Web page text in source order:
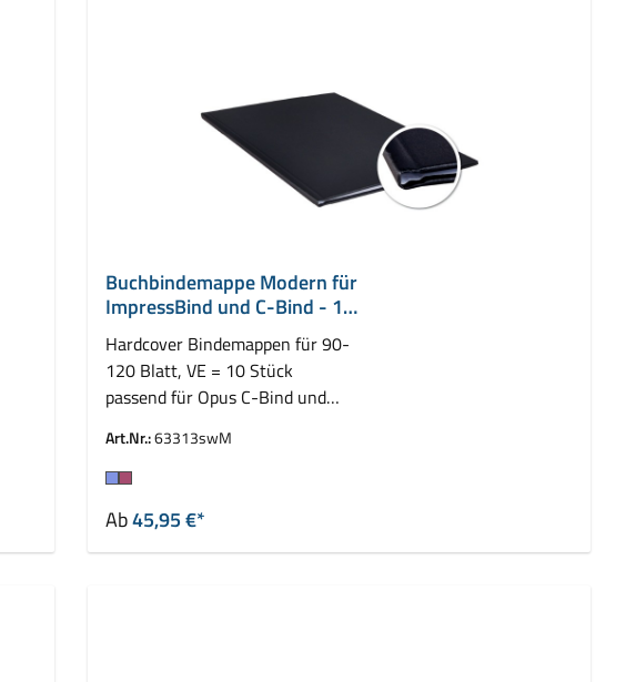
Buchbindemappe Modern für
ImpressBind und C-Bind - 13
mm
Hardcover Bindemappen für 90-
120 Blatt, VE = 10 Stück
passend für Opus C-Bind und
Art.Nr.:63313swM
Farbe
Ab45,95 €*